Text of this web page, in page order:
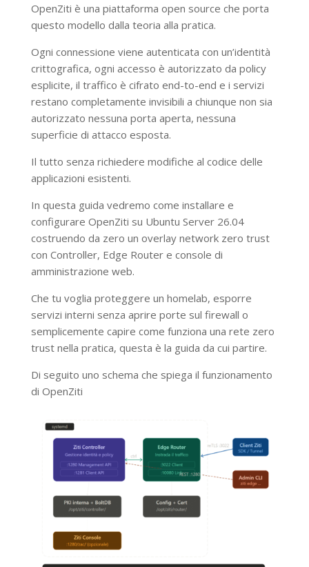
OpenZiti è una piattaforma open source che porta
questo modello dalla teoria alla pratica.
Ogni connessione viene autenticata con un’identità
crittografica, ogni accesso è autorizzato da policy
esplicite, il traffico è cifrato end-to-end e i servizi
restano completamente invisibili a chiunque non sia
autorizzato nessuna porta aperta, nessuna
superficie di attacco esposta.
Il tutto senza richiedere modifiche al codice delle
applicazioni esistenti.
In questa guida vedremo come installare e
configurare OpenZiti su Ubuntu Server 26.04
costruendo da zero un overlay network zero trust
con Controller, Edge Router e console di
amministrazione web.
Che tu voglia proteggere un homelab, esporre
servizi interni senza aprire porte sul firewall o
semplicemente capire come funziona una rete zero
trust nella pratica, questa è la guida da cui partire.
Di seguito uno schema che spiega il funzionamento
di OpenZiti